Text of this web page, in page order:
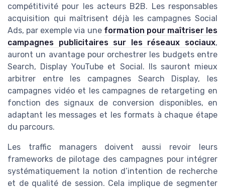
compétitivité pour les acteurs B2B. Les responsables
acquisition qui maîtrisent déjà les campagnes Social
Ads, par exemple via une formation pour maîtriser les
campagnes publicitaires sur les réseaux sociaux,
auront un avantage pour orchestrer les budgets entre
Search, Display YouTube et Social. Ils sauront mieux
arbitrer entre les campagnes Search Display, les
campagnes vidéo et les campagnes de retargeting en
fonction des signaux de conversion disponibles, en
adaptant les messages et les formats à chaque étape
du parcours.
Les traffic managers doivent aussi revoir leurs
frameworks de pilotage des campagnes pour intégrer
systématiquement la notion d’intention de recherche
et de qualité de session. Cela implique de segmenter